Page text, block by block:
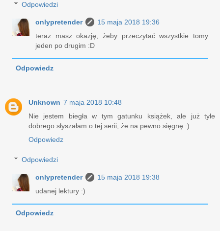
Odpowiedzi
onlypretender
15 maja 2018 19:36
teraz masz okazję, żeby przeczytać wszystkie tomy
jeden po drugim :D
Odpowiedz
Unknown 7 maja 2018 10:48
Nie jestem biegła w tym gatunku książek, ale już tyle
dobrego słyszałam o tej serii, że na pewno sięgnę :)
Odpowiedz
Odpowiedzi
onlypretender
15 maja 2018 19:38
udanej lektury :)
Odpowiedz